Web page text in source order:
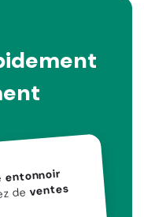
entonnoir
deventes